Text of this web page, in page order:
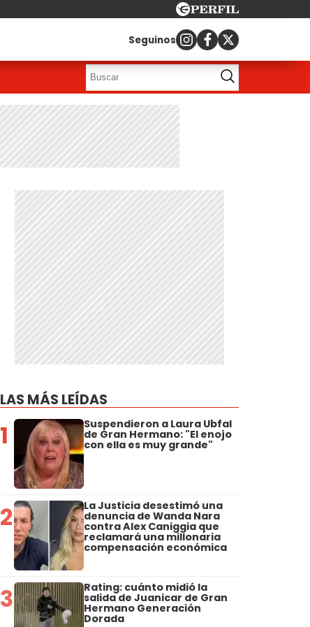
Seguinos
LAS MÁS LEÍDAS
1 Suspendieron a Laura Ubfal
de Gran Hermano: "El enojo
con ella es muy grande"
2 La Justicia desestimó una
denuncia de Wanda Nara
contra Alex Caniggia que
reclamará una millonaria
compensación económica
3 Rating: cuánto midió la
salida de Juanicar de Gran
Hermano Generación
Dorada